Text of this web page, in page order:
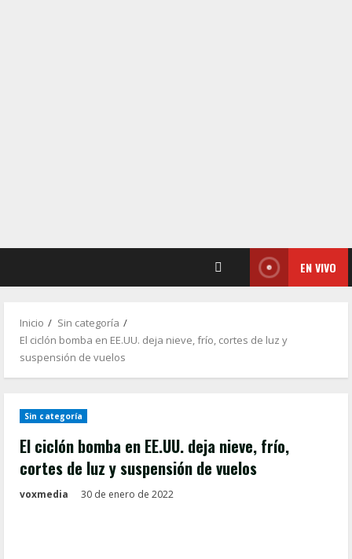
EN VIVO
Inicio
Sin categoría
El ciclón bomba en EE.UU. deja nieve, frío, cortes de luz y
suspensión de vuelos
Sin categoría
El ciclón bomba en EE.UU. deja nieve, frío,
cortes de luz y suspensión de vuelos
voxmedia 30 de enero de 2022